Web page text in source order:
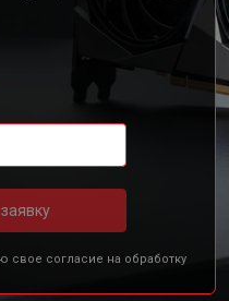
свое согласие на обработку